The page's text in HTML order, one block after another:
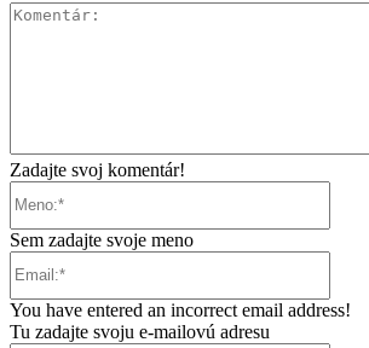
Zadajte svoj komentár!
Sem zadajte svoje meno
You have entered an incorrect email address!
Tu zadajte svoju e-mailovú adresu